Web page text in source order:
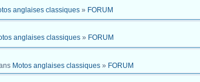
anglaises classiques » FORUM
anglaises classiques » FORUM
Motos anglaises classiques » FORUM